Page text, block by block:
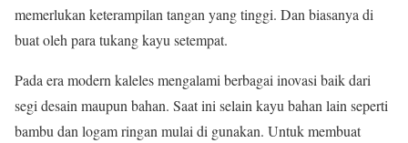
memerlukan keterampilan tangan yang tinggi. Dan biasanya di
buat oleh para tukang kayu setempat.
Pada era modern kaleles mengalami berbagai inovasi baik dari
segi desain maupun bahan. Saat ini selain kayu bahan lain seperti
bambu dan logam ringan mulai di gunakan. Untuk membuat